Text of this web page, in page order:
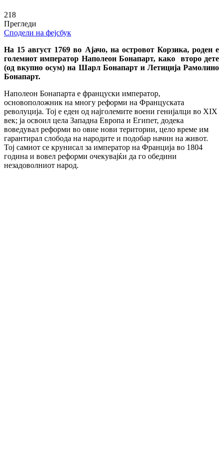
218
Прегледи
Сподели на фејсбук
На 15 август 1769 во Ајачо, на островот Корзика, роден е
големиот император Наполеон Бонапарт, како второ дете
(од вкупно осум) на Шарл Бонапарт и Летиција Рамолино
Бонапарт.
Наполеон Бонапарта е француски император,
основоположник на многу реформи на Француската
револуција. Тој е еден од најголемите воени генијалци во XIX
век; ја освоил цела Западна Европа и Египет, додека
воведувал реформи во овие нови територии, цело време им
гарантирал слобода на народите и подобар начин на живот.
Тој самиот се крунисал за император на Франција во 1804
година и вовел реформи очекувајќи да го обедини
незадоволниот народ.